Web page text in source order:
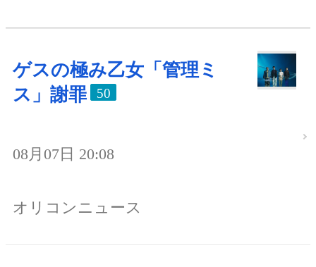
ゲスの極み乙女「管理ミ
ス」謝罪
50
08月07日 20:08
オリコンニュース